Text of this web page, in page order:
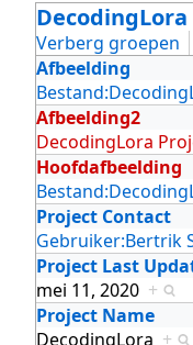
DecodingLora
Verberg groepen
Afbeelding
Afbeelding2
DecodingLora
Hoofdafbeelding
Project Contact
Gebruiker:Bertrik
Project Last
mei 11, 2020 +
Project Name
DecodingLora +